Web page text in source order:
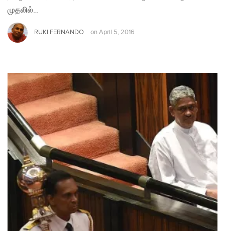
முதலில்…
RUKI FERNANDO on April 5, 2016